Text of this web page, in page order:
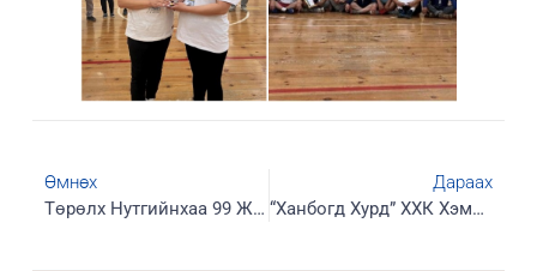
Өмнөх
Төрөлх Нутгийнхаа 99 Жилийн Ойн Баяр Наадмаар Төрийн Дээд Одонгоор Шагнагдлаа
Дараах
“Ханбогд Хурд” ХХК Хэмжээнд: 101 Ажилтан Шагнал Урамшуулал Авж 2023 Онд Хийсэн Ажил Хөдөлмөрөө Үнэлүүлж Бусдыгаа Манлайлан Ажилласан Байна.